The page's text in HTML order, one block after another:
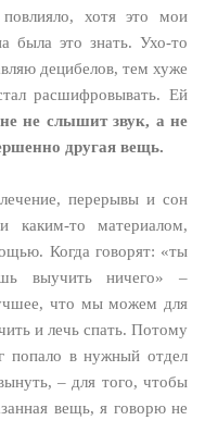
хотя это мои
была это знать. Ухо-то
децибелов, тем хуже
расшифровывать. Ей
не слышит звук, а не
другая вещь.
перерывы и сон
каким-то материалом,
Когда говорят: «ты
выучить ничего» –
что мы можем для
и лечь спать. Потому
попало в нужный отдел
– для того, чтобы
вещь, я говорю не